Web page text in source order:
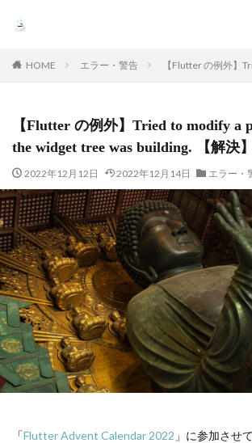
HOME エラー・警告 【Flutter の例外】
【Flutter の例外】Tried to modify a
the widget tree was building. 【解決】
2022年12月12日 2022年12月14日 エラー・
「Flutter Advent Calendar 2022 」に参加させ